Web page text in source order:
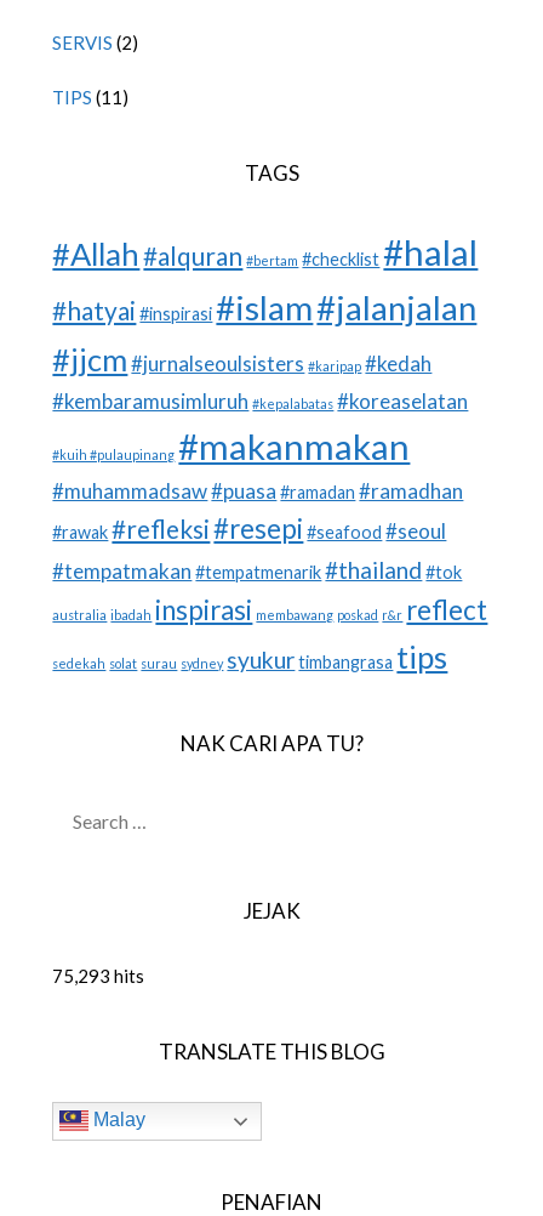
SERVIS (2)
TIPS (11)
TAGS
#Allah #alquran #bertam #checklist #halal
#hatyai #inspirasi #islam#jalanjalan
#jjcm #jurnalseoulsisters #karipap #kedah
#kembaramusimluruh #kepalabatas #koreaselatan
#kuih #pulaupinang #makanmakan
#muhammadsaw#puasa #ramadan #ramadhan
#rawak #refleksi#resepi #seafood #seoul
#tempatmakan #tempatmenarik #thailand #tok
australia ibadah inspirasi membawang poskad r&r reflect
sedekah solat surau sydney syukur timbangrasa tips
NAK CARI APA TU?
FOR:
JEJAK
75,293 hits
TRANSLATE THIS BLOG
Malay
PENAFIAN